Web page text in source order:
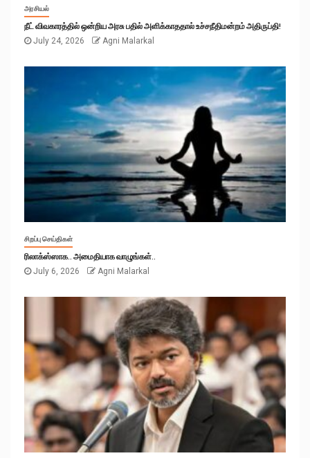
அரசியல்
நீட் விவகாரத்தில் ஒன்றிய அரசு பதில் அளிக்காததால் உச்சநீதிமன்றம் அதிருப்தி!
July 24, 2026
Agni Malarkal
சிறப்பு செய்திகள்
ரிலாக்ஸ்ஸாக.. அமைதியாக வாழுங்கள்..
July 6, 2026
Agni Malarkal